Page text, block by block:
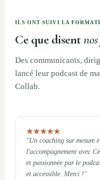
ILS ONT SUIVI LA
Ce que disent
Des communicants,
lancé leur podcast de
Collab.
"Un coaching sur mesure
l'accompagnement avec
et passionnée par le
et accessible. Merci !"